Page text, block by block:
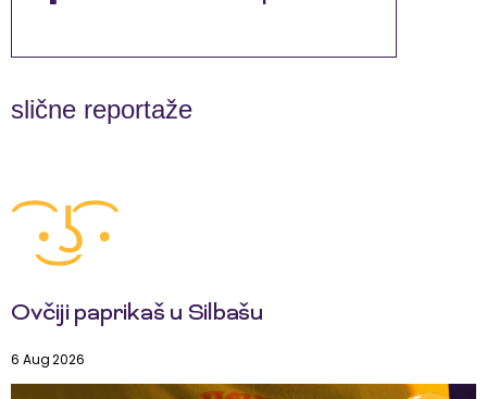
slične reportaže
Ovčiji paprikaš u Silbašu
6 Aug 2026